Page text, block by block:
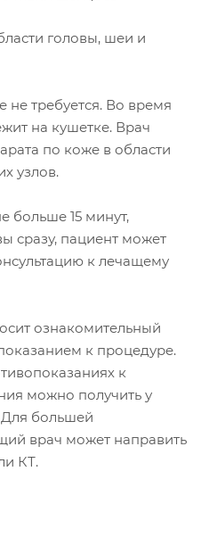
головы, шеи и
не требуется. Во время
на кушетке. Врач
по коже в области
узлов.
больше 15 минут,
сразу, пациент может
к лечащему
ознакомительный
к процедуре.
к
можно получить у
Для большей
врач может направить
КТ.